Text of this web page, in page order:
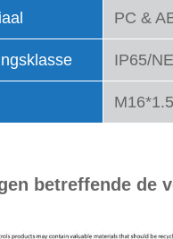
PC &
IP65/
M16*1.5
betreffende de